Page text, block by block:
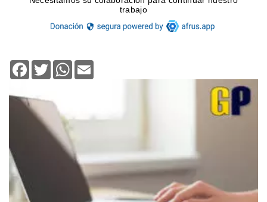
Facebook
TwitterWhatsApp